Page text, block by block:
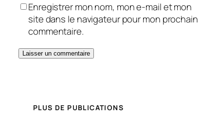
Enregistrer mon nom, mon e-mail et mon
site dans le navigateur pour mon prochain
commentaire.
PLUS DE PUBLICATIONS